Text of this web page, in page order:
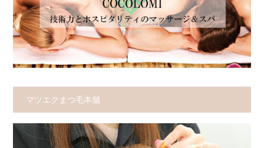
マツエクまつ毛本舗